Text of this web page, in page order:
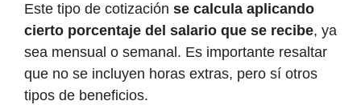
Este tipo de cotización se calcula aplicando
cierto porcentaje del salario que se recibe, ya
sea mensual o semanal. Es importante resaltar
que no se incluyen horas extras, pero sí otros
tipos de beneficios.